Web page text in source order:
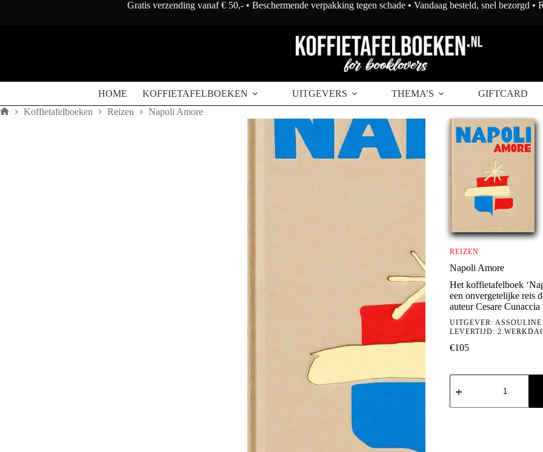
Gratis verzending vanaf € 50,- • Beschermende verpakking tegen schade • Vandaag besteld, snel bezorgd •
HOME KOFFIETAFELBOEKEN UITGEVERS THEMA’S GIFTCARD
Koffietafelboeken Reizen Napoli Amore
REIZEN
Napoli Amore
Het koffietafelboek
een onvergetelijke reis
auteur Cesare
UITGEVER: ASSOULINE
LEVERTIJD: 2
€105
Napoli
Amore